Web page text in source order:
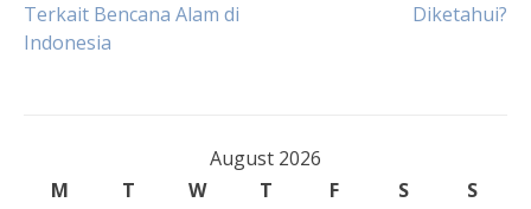
navigation
Terkait Bencana Alam di
Indonesia
Diketahui?
August 2026
M
T W T F S
S